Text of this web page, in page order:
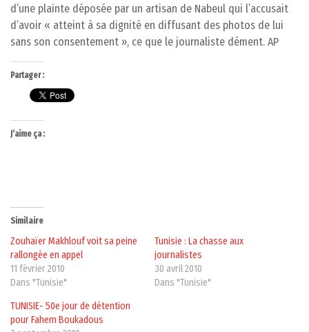
d’une plainte déposée par un artisan de Nabeul qui l’accusait
d’avoir « atteint à sa dignité en diffusant des photos de lui
sans son consentement », ce que le journaliste dément. AP
Partager :
J’aime ça :
Similaire
Zouhaïer Makhlouf voit sa peine
rallongée en appel
11 février 2010
Dans "Tunisie"
Tunisie : La chasse aux
journalistes
30 avril 2010
Dans "Tunisie"
TUNISIE- 50e jour de détention
pour Fahem Boukadous